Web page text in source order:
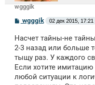
wgggik
С
б
щ
н
и
wgggik 02 дек 2015, 17:21
Насчет тайны-не
2-3 назад или больше
тыщу раз. У каждого
Если хотите
любой ситуации к